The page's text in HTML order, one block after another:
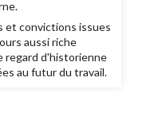
et convictions issues
aussi riche
regard d'historienne
au futur du travail.